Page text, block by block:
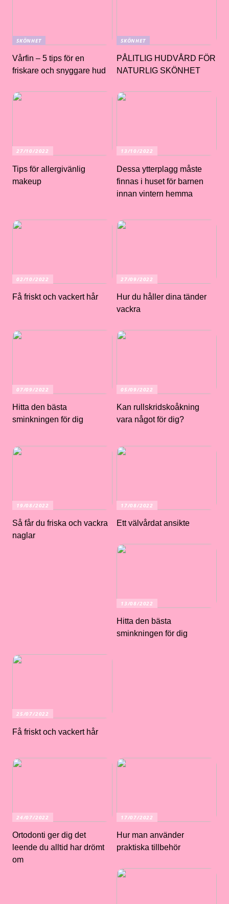
SKÖNHET
Vårfin – 5 tips för en
friskare och snyggare hud
SKÖNHET
PÅLITLIG HUDVÅRD FÖR
NATURLIG SKÖNHET
27/10/2022
Tips för allergivänlig
makeup
13/10/2022
Dessa ytterplagg måste
finnas i huset för barnen
innan vintern hemma
02/10/2022
Få friskt och vackert hår
27/09/2022
Hur du håller dina tänder
vackra
07/09/2022
Hitta den bästa
sminkningen för dig
05/09/2022
Kan rullskridskoåkning
vara något för dig?
19/08/2022
Så får du friska och vackra
naglar
17/08/2022
Ett välvårdat ansikte
13/08/2022
Hitta den bästa
sminkningen för dig
25/07/2022
Få friskt och vackert hår
24/07/2022
Ortodonti ger dig det
leende du alltid har drömt
om
17/07/2022
Hur man använder
praktiska tillbehör